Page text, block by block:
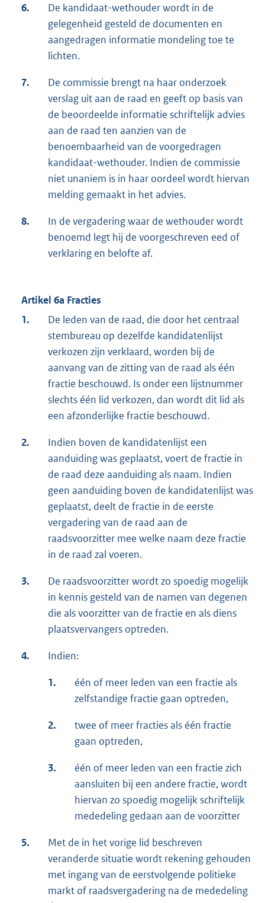
6.
De kandidaat-wethouder wordt in de
gelegenheid gesteld de documenten en
aangedragen informatie mondeling toe te
lichten.
7.
De commissie brengt na haar onderzoek
verslag uit aan de raad en geeft op basis van
de beoordeelde informatie schriftelijk advies
aan de raad ten aanzien van de
benoembaarheid van de voorgedragen
kandidaat-wethouder. Indien de commissie
niet unaniem is in haar oordeel wordt hiervan
melding gemaakt in het advies.
8.
In de vergadering waar de wethouder wordt
benoemd legt hij de voorgeschreven eed of
verklaring en belofte af.
Artikel 6a Fracties
1.
De leden van de raad, die door het centraal
stembureau op dezelfde kandidatenlijst
verkozen zijn verklaard, worden bij de
aanvang van de zitting van de raad als één
fractie beschouwd. Is onder een lijstnummer
slechts één lid verkozen, dan wordt dit lid als
een afzonderlijke fractie beschouwd.
2.
Indien boven de kandidatenlijst een
aanduiding was geplaatst, voert de fractie in
de raad deze aanduiding als naam. Indien
geen aanduiding boven de kandidatenlijst was
geplaatst, deelt de fractie in de eerste
vergadering van de raad aan de
raadsvoorzitter mee welke naam deze fractie
in de raad zal voeren.
3.
De raadsvoorzitter wordt zo spoedig mogelijk
in kennis gesteld van de namen van degenen
die als voorzitter van de fractie en als diens
plaatsvervangers optreden.
4. Indien:
1.
één of meer leden van een fractie als
zelfstandige fractie gaan optreden,
2.
twee of meer fracties als één fractie
gaan optreden,
3.
één of meer leden van een fractie zich
aansluiten bij een andere fractie, wordt
hiervan zo spoedig mogelijk schriftelijk
mededeling gedaan aan de voorzitter
5.
Met de in het vorige lid beschreven
veranderde situatie wordt rekening gehouden
met ingang van de eerstvolgende politieke
markt of raadsvergadering na de mededeling